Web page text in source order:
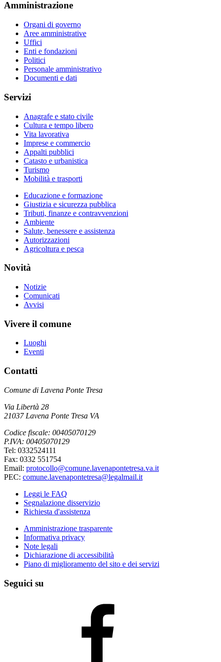
Amministrazione
Organi di governo
Aree amministrative
Uffici
Enti e fondazioni
Politici
Personale amministrativo
Documenti e dati
Servizi
Anagrafe e stato civile
Cultura e tempo libero
Vita lavorativa
Imprese e commercio
Appalti pubblici
Catasto e urbanistica
Turismo
Mobilità e trasporti
Educazione e formazione
Giustizia e sicurezza pubblica
Tributi, finanze e contravvenzioni
Ambiente
Salute, benessere e assistenza
Autorizzazioni
Agricoltura e pesca
Novità
Notizie
Comunicati
Avvisi
Vivere il comune
Luoghi
Eventi
Contatti
Comune di Lavena Ponte Tresa
Via Libertà 28
21037 Lavena Ponte Tresa VA
Codice fiscale: 00405070129
P.IVA: 00405070129
Tel: 0332524111
Fax: 0332 551754
Email: protocollo@comune.lavenapontetresa.va.it
PEC: comune.lavenapontetresa@legalmail.it
Leggi le FAQ
Segnalazione disservizio
Richiesta d'assistenza
Amministrazione trasparente
Informativa privacy
Note legali
Dichiarazione di accessibilità
Piano di miglioramento del sito e dei servizi
Seguici su